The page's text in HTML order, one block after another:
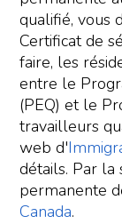
qualifié, vous
Certificat de
faire, les
entre le
(PEQ) et le
travailleurs
web d'
détails. Par la
permanente
Canada.